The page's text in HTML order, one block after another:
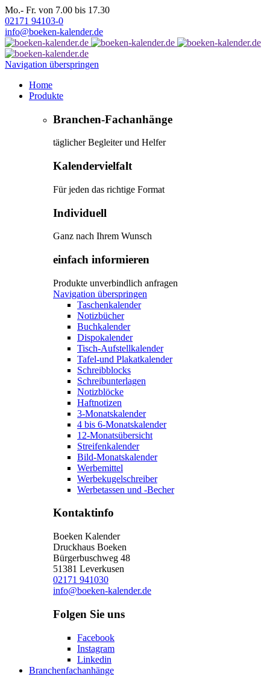
Mo.- Fr. von 7.00 bis 17.30
02171 94103-0
info@boeken-kalender.de
Navigation überspringen
Home
Produkte
Branchen-Fachanhänge
täglicher Begleiter und Helfer
Kalendervielfalt
Für jeden das richtige Format
Individuell
Ganz nach Ihrem Wunsch
einfach informieren
Produkte unverbindlich anfragen
Navigation überspringen
Taschenkalender
Notizbücher
Buchkalender
Dispokalender
Tisch-Aufstellkalender
Tafel-und Plakatkalender
Schreibblocks
Schreibunterlagen
Notizblöcke
Haftnotizen
3-Monatskalender
4 bis 6-Monatskalender
12-Monatsübersicht
Streifenkalender
Bild-Monatskalender
Werbemittel
Werbekugelschreiber
Werbetassen und -Becher
Kontaktinfo
Boeken Kalender
Druckhaus Boeken
Bürgerbuschweg 48
51381 Leverkusen
02171 941030
info@boeken-kalender.de
Folgen Sie uns
Facebook
Instagram
Linkedin
Branchenfachanhänge